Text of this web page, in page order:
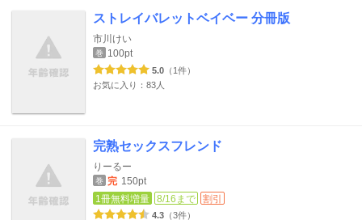
ストレイバレットベイベー 分冊版
市川けい
巻 100pt
5.0 （1件）
お気に入り：83人
完熟セックスフレンド
りーるー
巻 完 150pt
1冊無料増量
8/16まで 割引
4.3 （3件）